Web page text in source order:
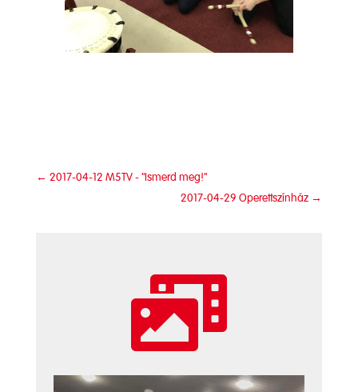
← 2017-04-12 M5TV - "Ismerd meg!"
2017-04-29 Operettszínház →
